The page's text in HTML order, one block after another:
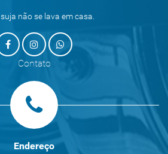
não se lava em casa.
Contato
Endereço